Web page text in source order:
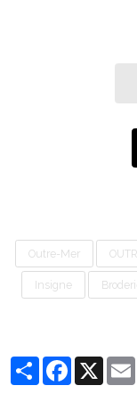
Outre-Mer
Insigne
PartagerFacebook
X